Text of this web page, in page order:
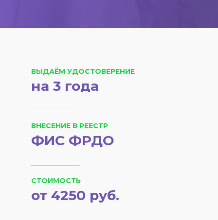
ВЫДАЁМ УДОСТОВЕРЕНИЕ
на 3 года
ВНЕСЕНИЕ В РЕЕСТР
ФИС ФРДО
СТОИМОСТЬ
от 4250 руб.